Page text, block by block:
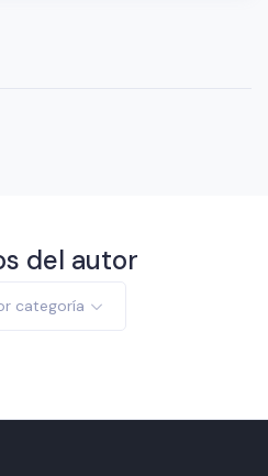
del autor
categoría